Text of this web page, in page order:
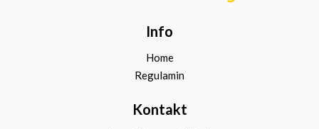
Info
Home
Regulamin
Kontakt